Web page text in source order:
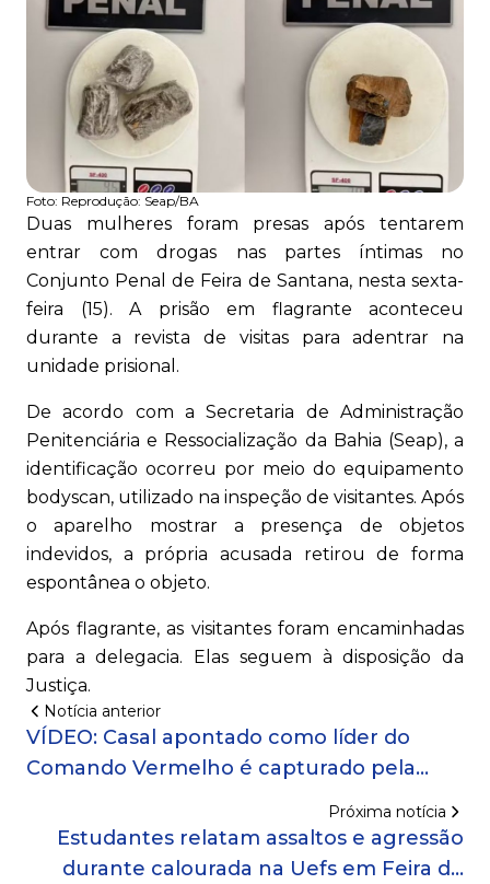
Foto: Reprodução: Seap/BA
Duas mulheres foram presas após tentarem
entrar com drogas nas partes íntimas no
Conjunto Penal de Feira de Santana, nesta sexta-
feira (15). A prisão em flagrante aconteceu
durante a revista de visitas para adentrar na
unidade prisional.
De acordo com a Secretaria de Administração
Penitenciária e Ressocialização da Bahia (Seap), a
identificação ocorreu por meio do equipamento
bodyscan, utilizado na inspeção de visitantes. Após
o aparelho mostrar a presença de objetos
indevidos, a própria acusada retirou de forma
espontânea o objeto.
Após flagrante, as visitantes foram encaminhadas
para a delegacia. Elas seguem à disposição da
Justiça.
Notícia anterior
VÍDEO: Casal apontado como líder do
Comando Vermelho é capturado pela
Polícia Civil na Bolívia e chega a Salvador
Próxima notícia
Estudantes relatam assaltos e agressão
durante calourada na Uefs em Feira de